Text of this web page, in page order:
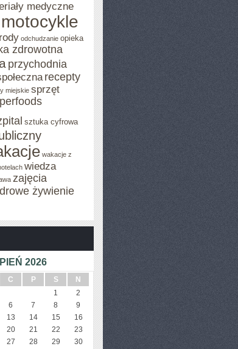
medyczne
motocykle
odchudzanie opieka
zdrowotna
przychodnia
recepty
miejskie sprzęt
sztuka cyfrowa
wakacje z
wiedza
zajęcia
żywienie
2026
C P S
N
1
2
6 7 8
9
13 14 15
16
20 21 22
23
27 28 29
30